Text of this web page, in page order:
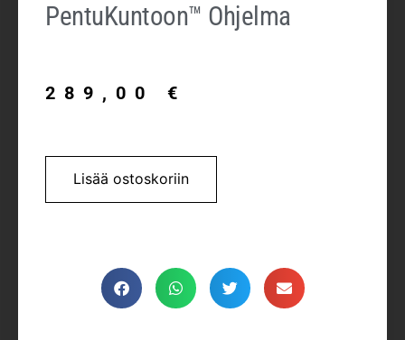
PentuKuntoon™ Ohjelma
289,00 €
Lisää ostoskoriin